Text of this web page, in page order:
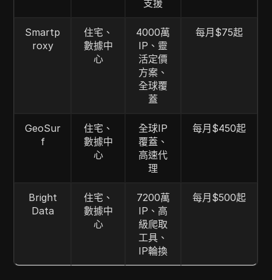
支援
Smartp
roxy
住宅、
數據中
心
4000萬
IP、靈
活定價
方案、
全球覆
蓋
每月$75起
GeoSur
f
住宅、
數據中
心
全球IP
覆蓋、
高速代
理
每月$450起
Bright
Data
住宅、
數據中
心
7200萬
IP、高
級爬取
工具、
IP輪換
每月$500起